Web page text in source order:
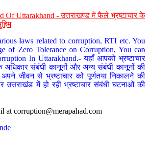
Of Uttarakhand - उत्तराखण्ड में फैले भ्रष्टाचार के
laws related to corruption, RTI etc. You
of Zero Tolerance on Corruption, You can
In Uttarakhand.- यहाँ आपको भ्रष्टाचार
अधिकार संबंधी कानूनों और अन्य संबंधी कानूनों की
जीवन से भ्रष्टाचार को पूर्णतया निकालने की
में हो रही भ्रष्टाचार संबंधी घटनाओं की
at corruption@merapahad.com